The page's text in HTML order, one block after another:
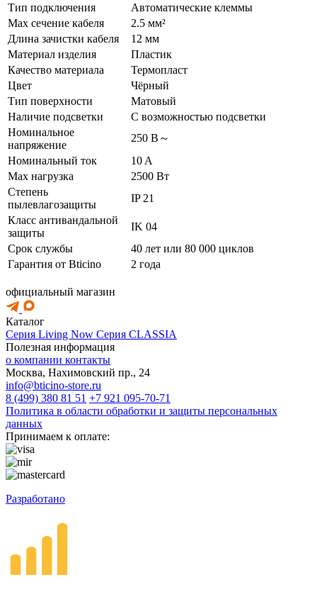
Тип подключения
Автоматические клеммы
Max сечение кабеля
2.5 мм²
Длина зачистки кабеля
12 мм
Материал изделия
Пластик
Качество материала
Термопласт
Цвет
Чёрный
Тип поверхности
Матовый
Наличие подсветки
С возможностью подсветки
Номинальное
напряжение
250 В～
Номинальный ток
10 A
Max нагрузка
2500 Вт
Степень
пылевлагозащиты
IP 21
Класс антивандальной
защиты
IK 04
Срок службы
40 лет или 80 000 циклов
Гарантия от Bticino
2 года
официальный магазин
Каталог
Серия Living Now Серия CLASSIA
Полезная информация
о компании контакты
Москва, Нахимовский пр., 24
info@bticino-store.ru
8 (499) 380 81 51 +7 921 095-70-71
Политика в области обработки и защиты персональных
данных
Принимаем к оплате:
Разработано